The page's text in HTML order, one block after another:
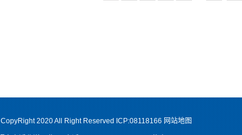
CopyRight 2020 All Right Reserved ICP:08118166 网站地图